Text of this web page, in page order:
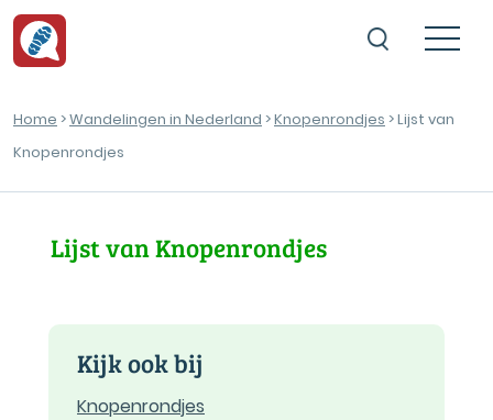
Home >Wandelingen in Nederland >Knopenrondjes > Lijst van
Knopenrondjes
Lijst van Knopenrondjes
Kijk ook bij
Knopenrondjes